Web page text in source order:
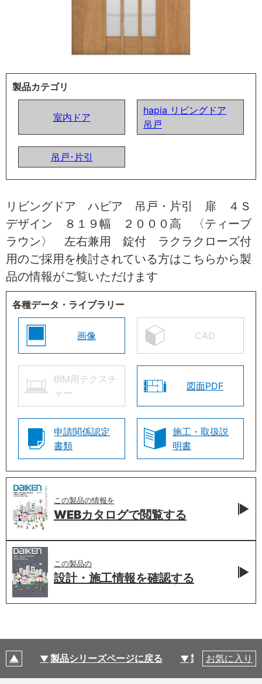
製品カテゴリ
室内ドア
hapia リビングドア
吊戸
吊戸･片引
リビングドア ハピア 吊戸・片引 扉 ４Ｓ
デザイン ８１９幅 ２０００高 〈ティーブ
ラウン〉 左右兼用 錠付 ラクラクローズ付
用のご採用を検討されている方はこちらから製
品の情報がご覧いただけます
各種データ・ライブラリー
画像 CAD
BIM用テクスチ
ャー
図面PDF
申請関係認定
書類
施工・取扱説
明書
この製品の情報を
WEBカタログで閲覧する
この製品の
設計・施工情報を確認する
製品シリーズページに戻る 製品仕様
お気に入り